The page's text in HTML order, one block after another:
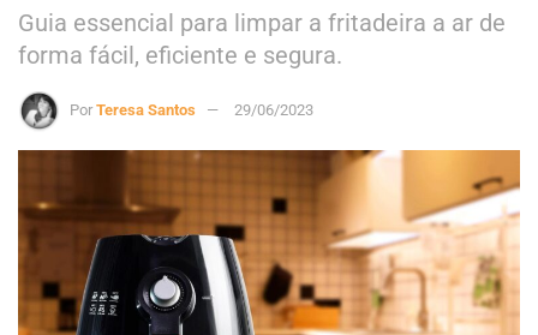
Guia essencial para limpar a fritadeira a ar de
forma fácil, eficiente e segura.
Por Teresa Santos 29/06/2023